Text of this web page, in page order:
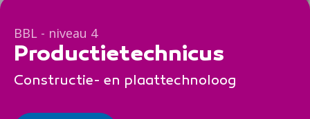
BBL - niveau 4
Productietechnicus
Constructie- en plaattechnoloog